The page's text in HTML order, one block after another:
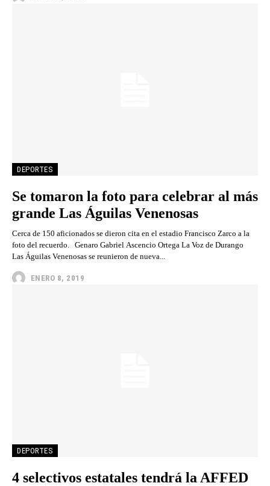
DEPORTES
Se tomaron la foto para celebrar al más
grande Las Águilas Venenosas
Cerca de 150 aficionados se dieron cita en el estadio Francisco Zarco a la
foto del recuerdo. Genaro Gabriel Ascencio Ortega La Voz de Durango
Las Águilas Venenosas se reunieron de nueva...
ENERO 8, 2019
DEPORTES
4 selectivos estatales tendrá la AFFED